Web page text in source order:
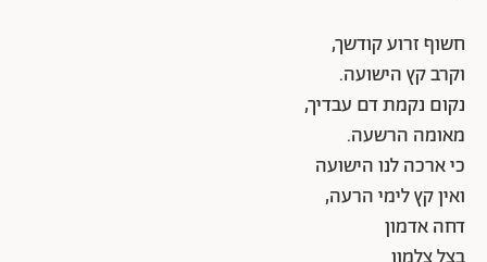
חשוף זרוע קודשך,
וקרב קץ הישועה.
נקום נקמת דם עבדיך,
מאומה הרשעה.
כי ארכה לנו הישועה
ואין קץ לימי הרעה,
דחה אדמון